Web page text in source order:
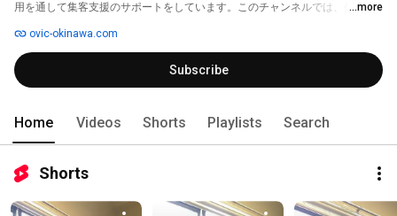
用を通して集客支援のサポートをしています。このチャンネルでは、代表の
場でよくある話や勘違い、思い込みなどを紹介します。現場の実例を通して
視聴者のあなたに役立つような情報を発信していければと思ってコツコツ投
稿していくつもりです。5分程度の短い動画になりますが、お役に立てれば幸
いです。
...more
ovic-okinawa.com
Subscribe
Home Videos Shorts Playlists Search
Shorts